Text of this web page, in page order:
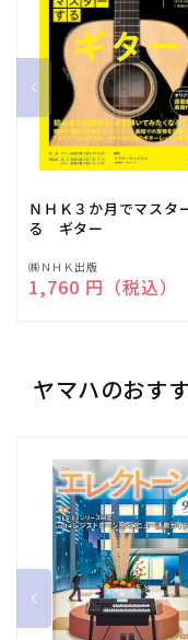
ＮＨＫ３か月でマスタ
る ギター
販
売
㈱ＮＨＫ出版
通常価格
1,760 円（税込）
ヤマハのおす